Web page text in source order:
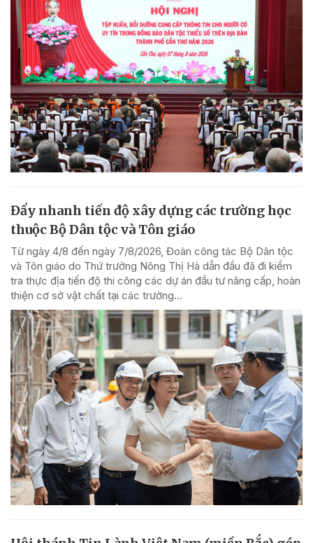
Đẩy nhanh tiến độ xây dựng các trường học
thuộc Bộ Dân tộc và Tôn giáo
Từ ngày 4/8 đến ngày 7/8/2026, Đoàn công tác Bộ Dân tộc
và Tôn giáo do Thứ trưởng Nông Thị Hà dẫn đầu đã đi kiểm
tra thực địa tiến độ thi công các dự án đầu tư nâng cấp, hoàn
thiện cơ sở vật chất tại các trường...